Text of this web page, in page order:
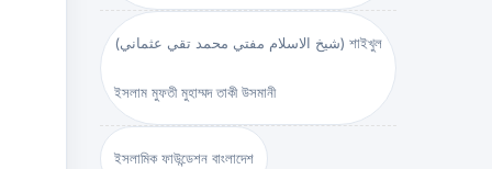
(شيخ الاسلام مفتي محمد تقي عثماني) শাইখুল
ইসলাম মুফতী মুহাম্মদ তাকী উসমানী
ইসলামিক ফাউন্ডেশন বাংলাদেশ